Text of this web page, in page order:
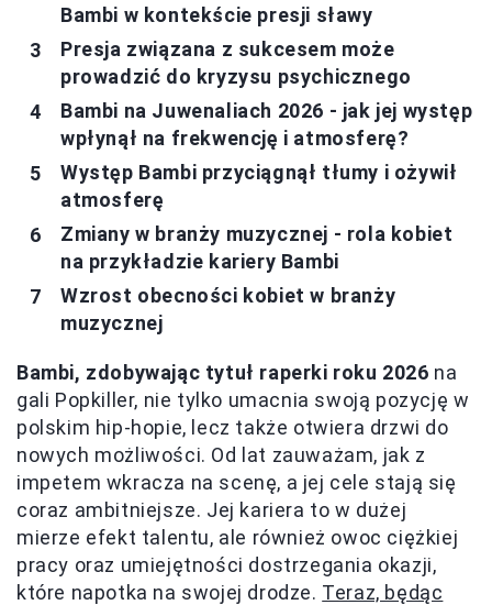
Bambi w kontekście presji sławy
Presja związana z sukcesem może
prowadzić do kryzysu psychicznego
Bambi na Juwenaliach 2026 - jak jej występ
wpłynął na frekwencję i atmosferę?
Występ Bambi przyciągnął tłumy i ożywił
atmosferę
Zmiany w branży muzycznej - rola kobiet
na przykładzie kariery Bambi
Wzrost obecności kobiet w branży
muzycznej
Bambi, zdobywając tytuł raperki roku 2026 na
gali Popkiller, nie tylko umacnia swoją pozycję w
polskim hip-hopie, lecz także otwiera drzwi do
nowych możliwości. Od lat zauważam, jak z
impetem wkracza na scenę, a jej cele stają się
coraz ambitniejsze. Jej kariera to w dużej
mierze efekt talentu, ale również owoc ciężkiej
pracy oraz umiejętności dostrzegania okazji,
które napotka na swojej drodze. Teraz, będąc